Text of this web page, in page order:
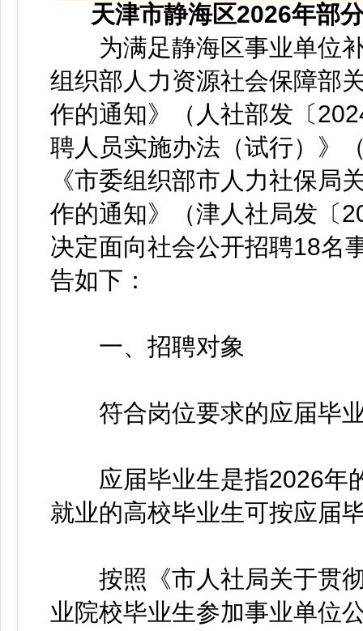
天津市静海区2026年部
为满足静海区事业单位补
组织部人力资源社会保障部
作的通知》（人社部发〔
聘人员实施办法（试行）》
《市委组织部市人力社保局
作的通知》（津人社局发〔
决定面向社会公开招聘18名
告如下：
一、招聘对象
符合岗位要求的应届毕业
应届毕业生是指2026年
就业的高校毕业生可按应届
按照《市人社局关于贯彻
业院校毕业生参加事业单位